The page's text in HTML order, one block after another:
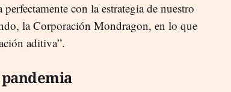
con la estrategia de nuestro
la Corporación Mondragon, en lo que
aditiva”.